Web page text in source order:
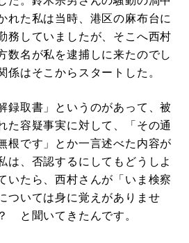
れた私は当時、港区の麻布台に
務していましたが、そこへ西村
数名が私を逮捕しに来たのでし
係はそこからスタートした。
取書」というのがあって、被
た容疑事実に対して、「その通
根です」とか一言述べた内容が
は、否認するにしてもどうしよ
いたら、西村さんが「いま検察
ついては身に覚えがありませ
と聞いてきたんです。